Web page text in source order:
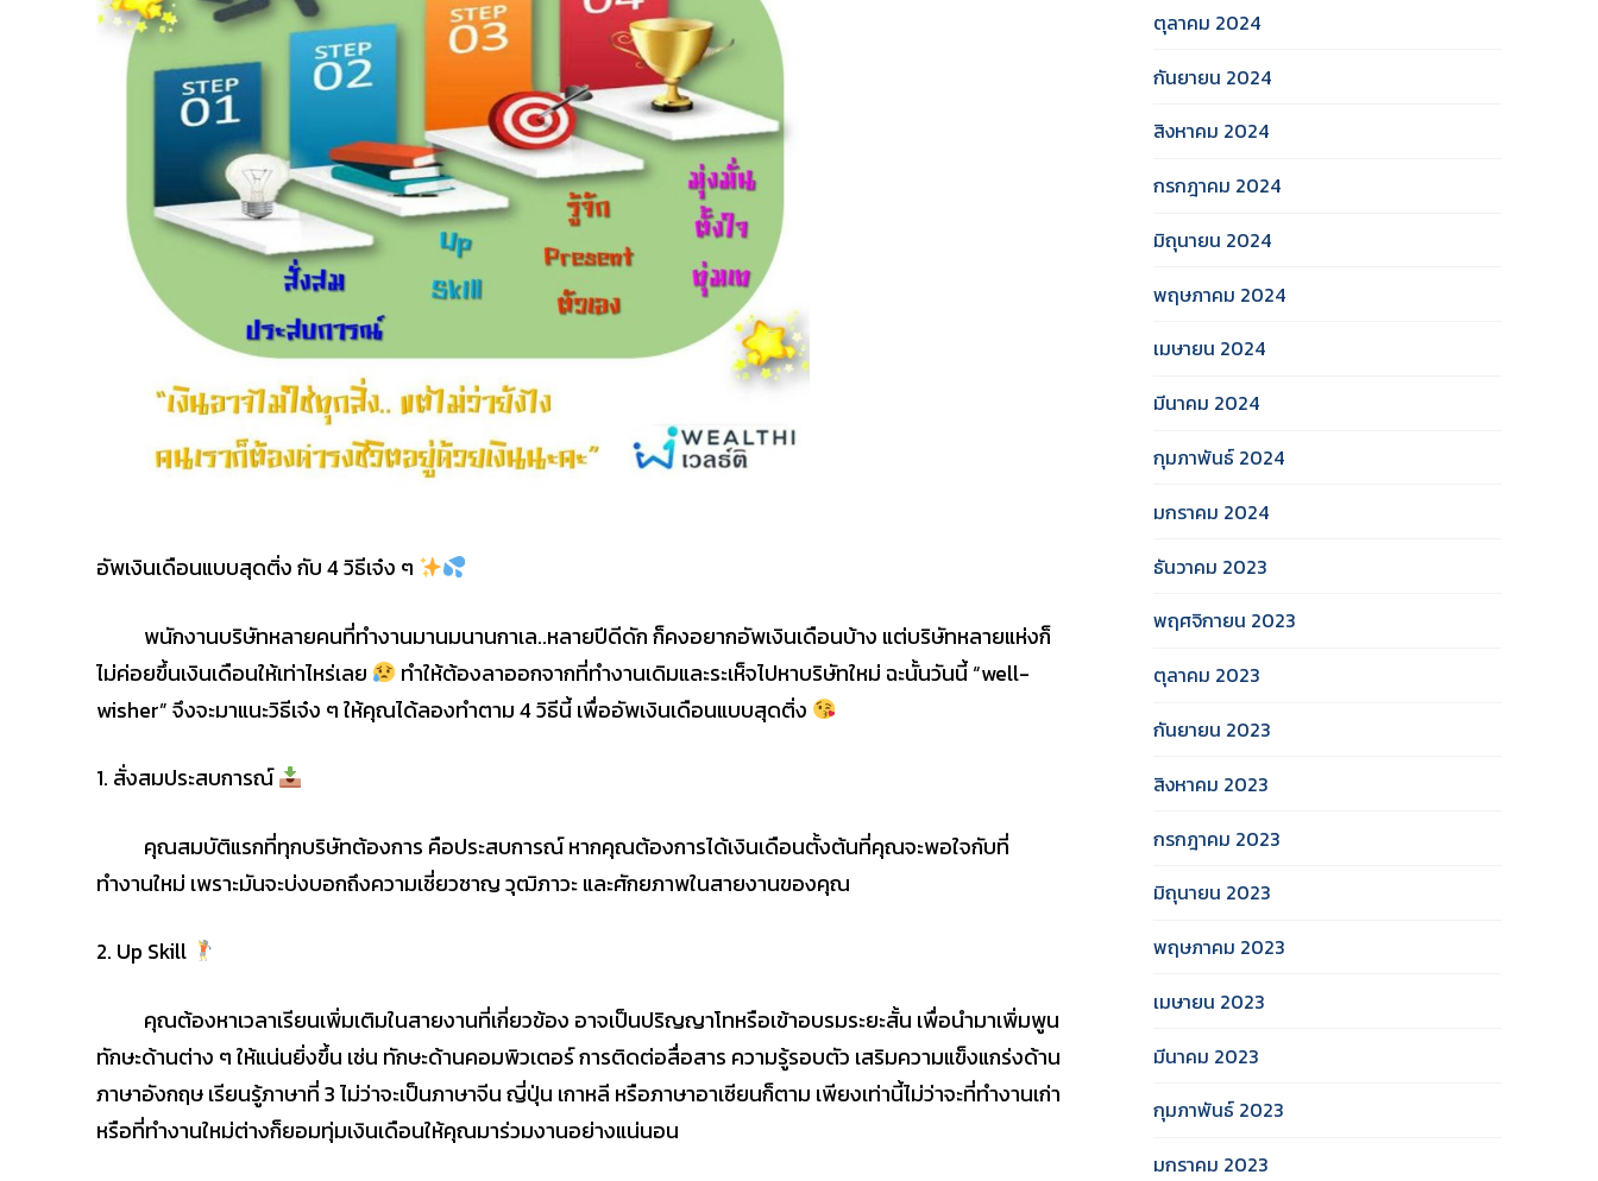
อัพเงินเดือนแบบสุดติ่ง กับ 4 วิธีเจ๋ง ๆ
พนักงานบริษัทหลายคนที่ทำงานมานมนานกาเล..หลายปีดีดัก ก็คงอยากอัพเงินเดือนบ้าง แต่บริษัทหลายแห่งก็
ไม่ค่อยขึ้นเงินเดือนให้เท่าไหร่เลย
ทำให้ต้องลาออกจากที่ทำงานเดิมและระเห็จไปหาบริษัทใหม่ ฉะนั้นวันนี้ “well-
wisher” จึงจะมาแนะวิธีเจ๋ง ๆ ให้คุณได้ลองทำตาม 4 วิธีนี้ เพื่ออัพเงินเดือนแบบสุดติ่ง
1. สั่งสมประสบการณ์
คุณสมบัติแรกที่ทุกบริษัทต้องการ คือประสบการณ์ หากคุณต้องการได้เงินเดือนตั้งต้นที่คุณจะพอใจกับที่
ทำงานใหม่ เพราะมันจะบ่งบอกถึงความเชี่ยวชาญ วุฒิภาวะ และศักยภาพในสายงานของคุณ
2. Up Skill
คุณต้องหาเวลาเรียนเพิ่มเติมในสายงานที่เกี่ยวข้อง อาจเป็นปริญญาโทหรือเข้าอบรมระยะสั้น เพื่อนำมาเพิ่มพูน
ทักษะด้านต่าง ๆ ให้แน่นยิ่งขึ้น เช่น ทักษะด้านคอมพิวเตอร์ การติดต่อสื่อสาร ความรู้รอบตัว เสริมความแข็งแกร่งด้าน
ภาษาอังกฤษ เรียนรู้ภาษาที่ 3 ไม่ว่าจะเป็นภาษาจีน ญี่ปุ่น เกาหลี หรือภาษาอาเซียนก็ตาม เพียงเท่านี้ไม่ว่าจะที่ทำงานเก่า
หรือที่ทำงานใหม่ต่างก็ยอมทุ่มเงินเดือนให้คุณมาร่วมงานอย่างแน่นอน
ตุลาคม 2024
กันยายน 2024
สิงหาคม 2024
กรกฎาคม 2024
มิถุนายน 2024
พฤษภาคม 2024
เมษายน 2024
มีนาคม 2024
กุมภาพันธ์ 2024
มกราคม 2024
ธันวาคม 2023
พฤศจิกายน 2023
ตุลาคม 2023
กันยายน 2023
สิงหาคม 2023
กรกฎาคม 2023
มิถุนายน 2023
พฤษภาคม 2023
เมษายน 2023
มีนาคม 2023
กุมภาพันธ์ 2023
มกราคม 2023